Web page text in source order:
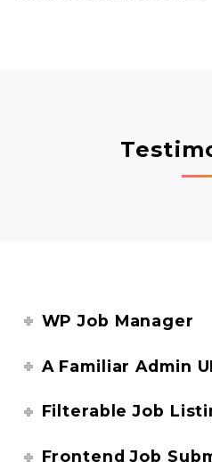
WP Job Manager
A Familiar Admin UI
Filterable Job
Frontend Job